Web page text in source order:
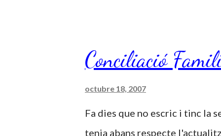
només he passat un i tractada
set cops embarassada des
Conciliació
octubre 18, 2007
Fa dies que no escric i tinc la
tenia abans respecte